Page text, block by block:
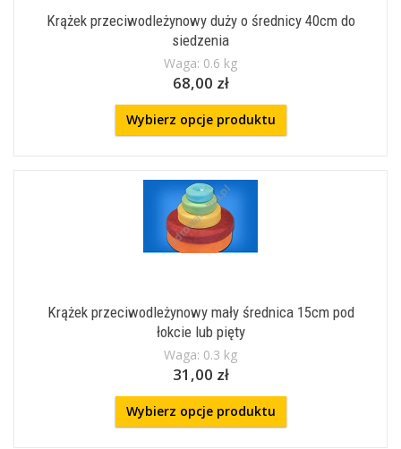
Krążek przeciwodleżynowy duży o średnicy 40cm do
siedzenia
Waga: 0.6 kg
68,00 zł
Wybierz opcje produktu
Krążek przeciwodleżynowy mały średnica 15cm pod
łokcie lub pięty
Waga: 0.3 kg
31,00 zł
Wybierz opcje produktu